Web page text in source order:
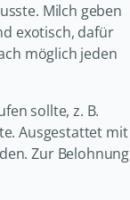
Milch geben
exotisch, dafür
möglich jeden
sollte, z. B.
Ausgestattet mit
Zur Belohnung